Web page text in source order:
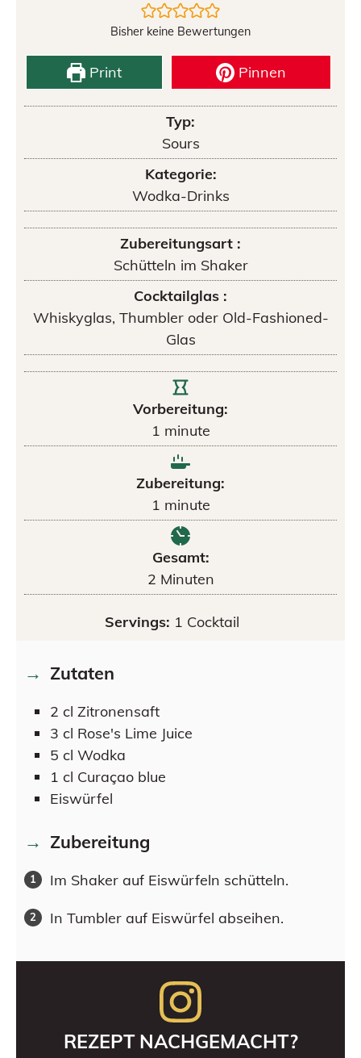
Bisher keine Bewertungen
Print Pinnen
Typ:
Sours
Kategorie:
Wodka-Drinks
Zubereitungsart :
Schütteln im Shaker
Cocktailglas :
Whiskyglas, Thumbler oder Old-Fashioned-
Glas
Vorbereitung:
1 minute
Zubereitung:
1 minute
Gesamt:
2 Minuten
Servings: 1 Cocktail
Zutaten
2 cl Zitronensaft
3 cl Rose's Lime Juice
5 cl Wodka
1 cl Curaçao blue
Eiswürfel
Zubereitung
Im Shaker auf Eiswürfeln schütteln.
In Tumbler auf Eiswürfel abseihen.
REZEPT NACHGEMACHT?